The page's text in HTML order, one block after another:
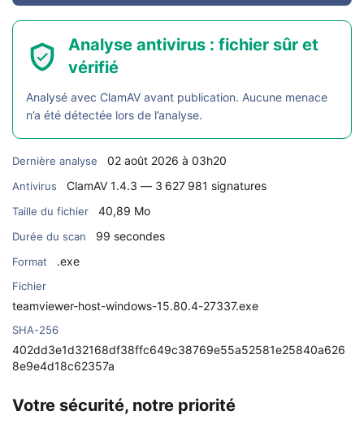
Analyse antivirus : fichier sûr et
vérifié
Analysé avec ClamAV avant publication. Aucune menace
n’a été détectée lors de l’analyse.
Dernière analyse 02 août 2026 à 03h20
Antivirus ClamAV 1.4.3 — 3 627 981 signatures
Taille du fichier 40,89 Mo
Durée du scan 99 secondes
Format .exe
Fichier
teamviewer-host-windows-15.80.4-27337.exe
SHA-256
402dd3e1d32168df38ffc649c38769e55a52581e25840a626
8e9e4d18c62357a
Votre sécurité, notre priorité